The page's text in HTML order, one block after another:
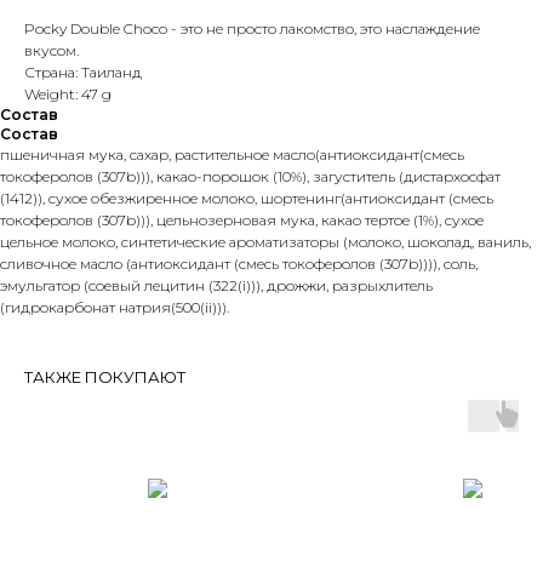
Pocky Double Choco - это не просто лакомство, это наслаждение
вкусом.
Страна: Таиланд
Weight: 47 g
Состав
Состав
пшеничная мука, сахар, растительное масло(антиоксидант(смесь
токоферолов (307b))), какао-порошок (10%), загуститель (дистархосфат
(1412)), сухое обезжиренное молоко, шортенинг(антиоксидант (смесь
токоферолов (307b))), цельнозерновая мука, какао тертое (1%), сухое
цельное молоко, синтетические ароматизаторы (молоко, шоколад, ваниль,
сливочное масло (антиоксидант (смесь токоферолов (307b)))), соль,
эмульгатор (соевый лецитин (322(i))), дрожжи, разрыхлитель
(гидрокарбонат натрия(500(ii))).
ТАКЖЕ ПОКУПАЮТ